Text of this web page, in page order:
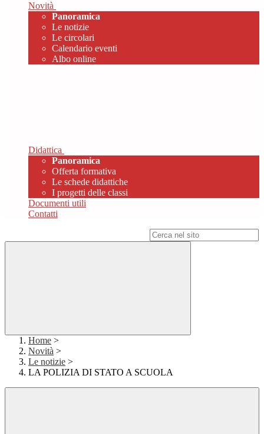
Novità
Panoramica
Le notizie
Le circolari
Calendario eventi
Albo online
Didattica
Panoramica
Offerta formativa
Le schede didattiche
I progetti delle classi
Documenti utili
Contatti
Home >
Novità >
Le notizie >
LA POLIZIA DI STATO A SCUOLA